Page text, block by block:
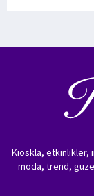
Kioskla, etkinlikler,
moda, trend,